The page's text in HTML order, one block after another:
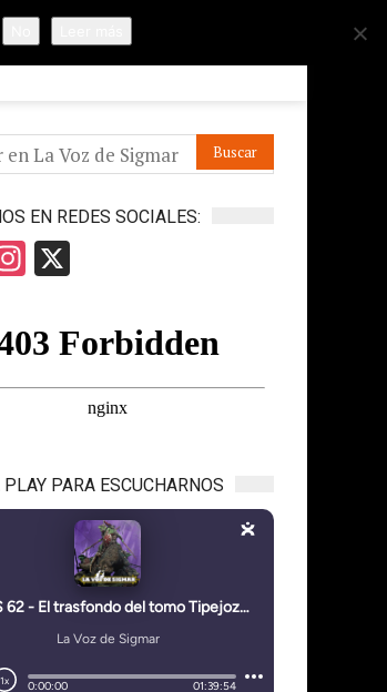
IR A LA VOZ DE HORUS
EN REDES SOCIALES:
Instagram
PARA ESCUCHARNOS